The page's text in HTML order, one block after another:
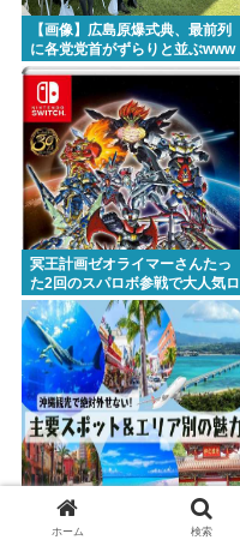
【画像】広島原爆式典、最前列
に各党党首がずらりと並ぶwww
冥王計画ゼオライマーさんたっ
た2回のスパロボ参戦で大人気ロ
ボ作品にwww
沖縄県民←どんなイメージ？
ホーム 検索